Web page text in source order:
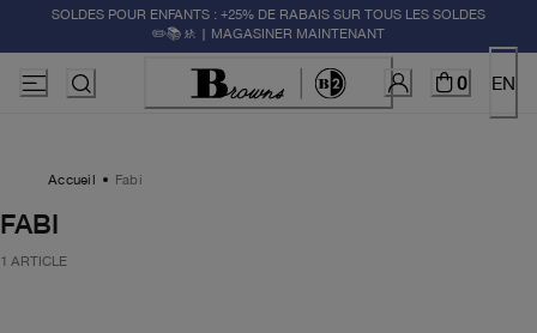
SOLDES POUR ENFANTS : +25% DE RABAIS SUR TOUS LES SOLDES
✏️📚🚸 | MAGASINER MAINTENANT
0 EN
Accueil Fabi
FABI
1 ARTICLE